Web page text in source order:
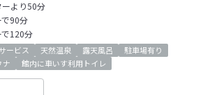
より50分
90分
120分
ービス 天然温泉 露天風呂
駐車場有り
ナ 館内に車いす利用トイレ